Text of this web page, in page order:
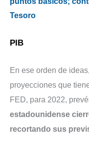
Tesoro
PIB
En ese orden de
proyecciones que
FED, para 2022,
estadounidense
recortando sus